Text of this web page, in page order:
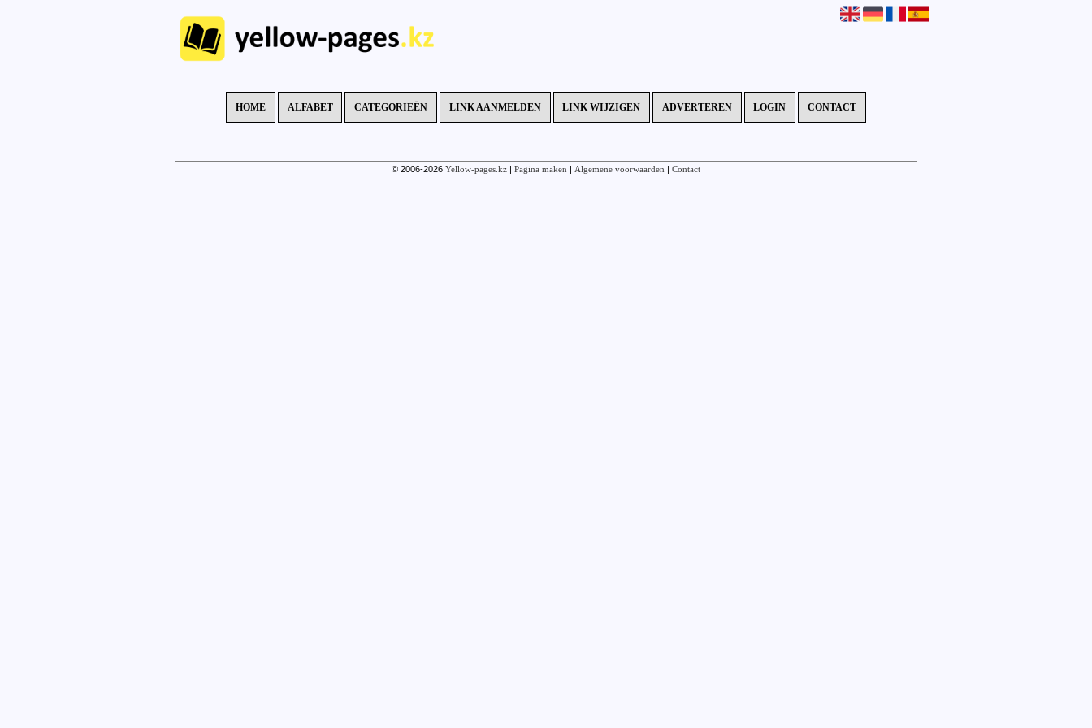
HOME ALFABET CATEGORIEËN LINK AANMELDEN LINK WIJZIGEN ADVERTEREN LOGIN CONTACT
© 2006-2026 Yellow-pages.kz| Pagina maken | Algemene voorwaarden | Contact